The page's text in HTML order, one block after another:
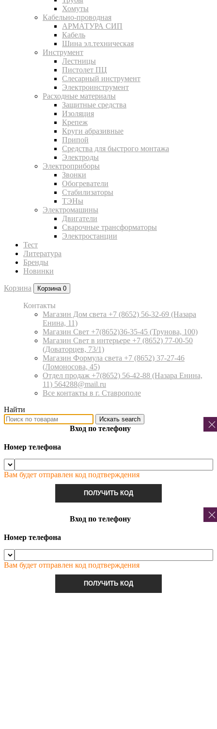
Хомуты
Кабельно-проводная
АРМАТУРА СИП
Кабель
Шина эл.техническая
Инструмент
Лестницы
Пистолет ПЦ
Слесарный инструмент
Электроинструмент
Расходные материалы
Защитные средства
Изоляция
Крепеж
Круги абразивные
Припой
Средства для быстрого монтажа
Электроды
Электроприборы
Звонки
Обогреватели
Стабилизаторы
ТЭНы
Электромашины
Двигатели
Сварочные трансформаторы
Электростанции
Тест
Литература
Бренды
Новинки
Корзина Корзина 0
Контакты
Магазин Дом света +7 (8652) 56-32-69 (Назара
Енина, 11)
Магазин Свет +7(8652)36-35-45 (Трунова, 100)
Магазин Свет в интерьере +7 (8652) 77-00-50
(Доваторцев, 73/1)
Магазин Формула света +7 (8652) 37-27-46
(Ломоносова, 45)
Отдел продаж +7(8652) 56-42-88 (Назара Енина,
11) 564288@mail.ru
Все контакты в г. Ставрополе
Найти
Искать search
Вход по телефону
Номер телефона
Вам будет отправлен код подтверждения
ПОЛУЧИТЬ КОД
Вход по телефону
Номер телефона
Вам будет отправлен код подтверждения
ПОЛУЧИТЬ КОД